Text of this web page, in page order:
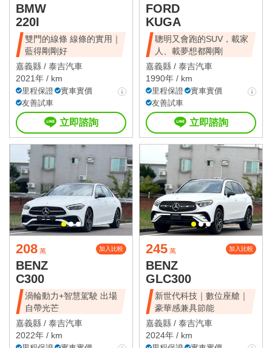
BMW
220I
雙門的線條 線條的實用｜
藍得剛剛好
嘉義縣 / 泰吉汽車
2021年 / km
里程保證
實車實價
友善試車
立即諮詢
FORD
KUGA
聰明又會跑的SUV，載家
人、載夢想都剛剛
嘉義縣 / 泰吉汽車
1990年 / km
里程保證
實車實價
友善試車
立即諮詢
208 萬 加入比較
BENZ
C300
渦輪動力+智慧駕駛 出場
自帶光芒
嘉義縣 / 泰吉汽車
2022年 / km
245 萬 加入比較
BENZ
GLC300
新世代科技｜數位座艙｜
豪華感兼具節能
嘉義縣 / 泰吉汽車
2024年 / km